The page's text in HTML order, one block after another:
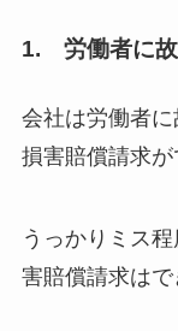
1. 労働者に故
会社は労働者
損害賠償請求が
うっかりミス
害賠償請求はで